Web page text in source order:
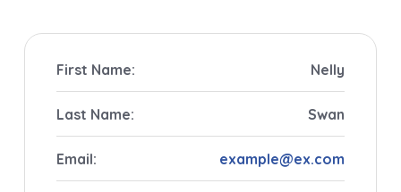
First Name: Nelly
Last Name: Swan
Email: example@ex.com